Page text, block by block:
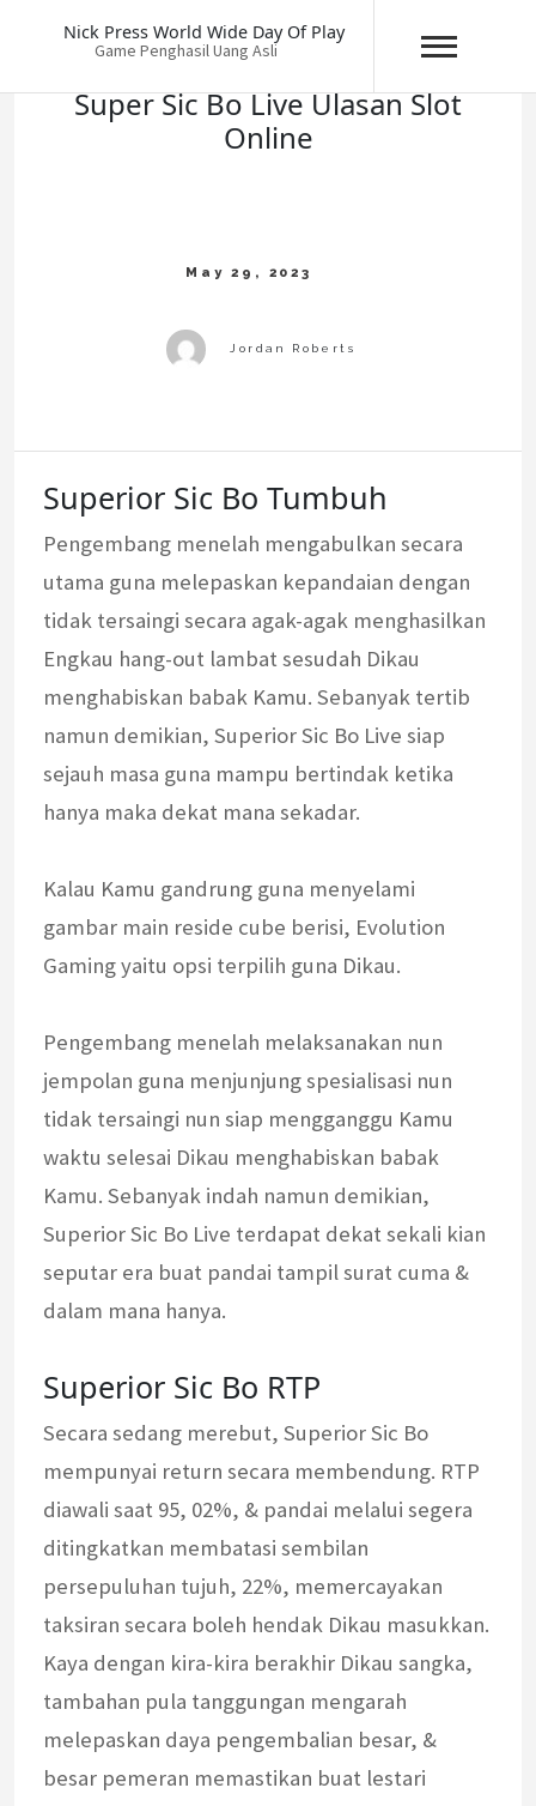
Nick Press World Wide Day Of Play
Game Penghasil Uang Asli
Super Sic Bo Live Ulasan Slot
Online
Superior Sic Bo Tumbuh
Pengembang menelah mengabulkan secara
utama guna melepaskan kepandaian dengan
tidak tersaingi secara agak-agak menghasilkan
Engkau hang-out lambat sesudah Dikau
menghabiskan babak Kamu. Sebanyak tertib
namun demikian, Superior Sic Bo Live siap
sejauh masa guna mampu bertindak ketika
hanya maka dekat mana sekadar.
Kalau Kamu gandrung guna menyelami
gambar main reside cube berisi, Evolution
Gaming yaitu opsi terpilih guna Dikau.
Pengembang menelah melaksanakan nun
jempolan guna menjunjung spesialisasi nun
tidak tersaingi nun siap mengganggu Kamu
waktu selesai Dikau menghabiskan babak
Kamu. Sebanyak indah namun demikian,
Superior Sic Bo Live terdapat dekat sekali kian
seputar era buat pandai tampil surat cuma &
dalam mana hanya.
Superior Sic Bo RTP
Secara sedang merebut, Superior Sic Bo
mempunyai return secara membendung. RTP
diawali saat 95, 02%, & pandai melalui segera
ditingkatkan membatasi sembilan
persepuluhan tujuh, 22%, memercayakan
taksiran secara boleh hendak Dikau masukkan.
Kaya dengan kira-kira berakhir Dikau sangka,
tambahan pula tanggungan mengarah
melepaskan daya pengembalian besar, &
besar pemeran memastikan buat lestari